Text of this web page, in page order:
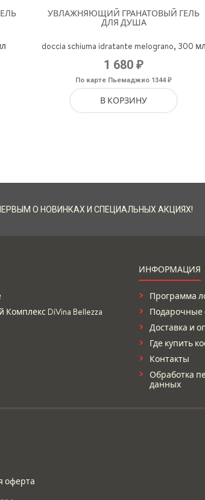
УВЛАЖНЯЮЩИЙ ГРАНАТОВЫЙ ГЕЛЬ
ДЛЯ ДУША
doccia schiuma idratante melograno, 300 мл
1 680 ₽
По карте Пьемаджио 1344₽
В КОРЗИНУ
О НОВИНКАХ И СПЕЦИАЛЬНЫХ АКЦИЯХ!
DiVina Bellezza
ИНФОРМАЦИЯ
Программа
Подарочные
Доставка и
Где купить
Контакты
Обработка
данных
оферта